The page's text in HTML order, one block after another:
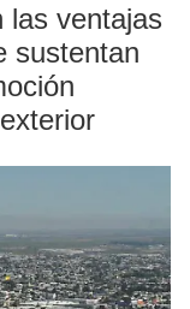
las ventajas
sustentan